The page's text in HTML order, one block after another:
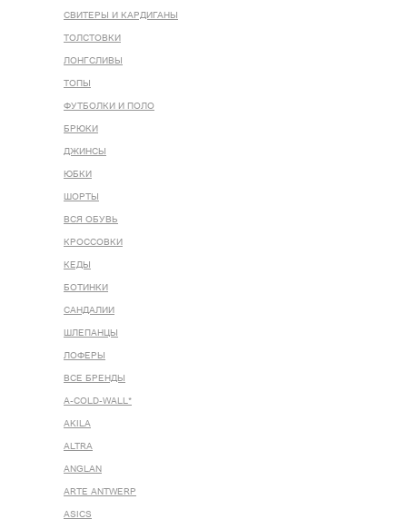
СВИТЕРЫ И КАРДИГАНЫ
ТОЛСТОВКИ
ЛОНГСЛИВЫ
ТОПЫ
ФУТБОЛКИ И ПОЛО
БРЮКИ
ДЖИНСЫ
ЮБКИ
ШОРТЫ
ВСЯ ОБУВЬ
КРОССОВКИ
КЕДЫ
БОТИНКИ
САНДАЛИИ
ШЛЕПАНЦЫ
ЛОФЕРЫ
ВСЕ БРЕНДЫ
A-COLD-WALL*
AKILA
ALTRA
ANGLAN
ARTE ANTWERP
ASICS